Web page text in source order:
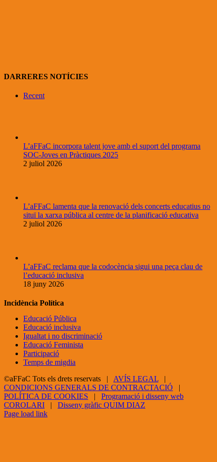
DARRERES NOTÍCIES
Recent
L’aFFaC incorpora talent jove amb el suport del programa
SOC-Joves en Pràctiques 2025
2 juliol 2026
L’aFFaC lamenta que la renovació dels concerts educatius no
situï la xarxa pública al centre de la planificació educativa
2 juliol 2026
L’aFFaC reclama que la codocència sigui una peça clau de
l’educació inclusiva
18 juny 2026
Incidència Política
Educació Pública
Educació inclusiva
Igualtat i no discriminació
Educació Feminista
Participació
Temps de migdia
©aFFaC Tots els drets reservats | AVÍS LEGAL |
CONDICIONS GENERALS DE CONTRACTACIÓ |
POLÍTICA DE COOKIES | Programació i disseny web
COROLARI | Disseny gràfic QUIM DIAZ
Facebook
X
YouTube
Page load link